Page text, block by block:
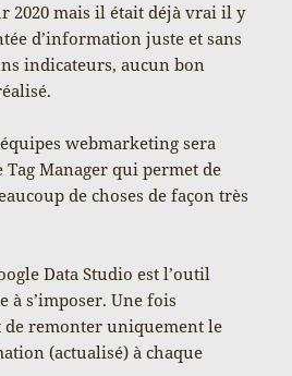
2020 mais il était déjà vrai il y
d’information juste et sans
indicateurs, aucun bon
webmarketing sera
Manager qui permet de
de choses de façon très
Data Studio est l’outil
s’imposer. Une fois
remonter uniquement le
(actualisé) à chaque